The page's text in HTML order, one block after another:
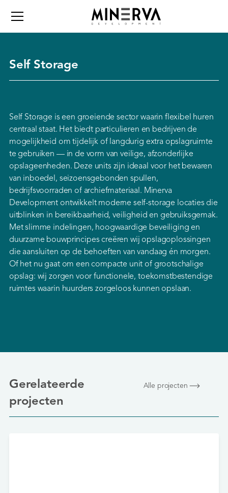
Self Storage
Self Storage is een groeiende sector waarin flexibel huren
centraal staat. Het biedt particulieren en bedrijven de
mogelijkheid om tijdelijk of langdurig extra opslagruimte
te gebruiken — in de vorm van veilige, afzonderlijke
opslageenheden. Deze units zijn ideaal voor het bewaren
van inboedel, seizoensgebonden spullen,
bedrijfsvoorraden of archiefmateriaal. Minerva
Development ontwikkelt moderne self-storage locaties die
uitblinken in bereikbaarheid, veiligheid en gebruiksgemak.
Met slimme indelingen, hoogwaardige beveiliging en
duurzame bouwprincipes creëren wij opslagoplossingen
die aansluiten op de behoeften van vandaag én morgen.
Of het nu gaat om een compacte unit of grootschalige
opslag: wij zorgen voor functionele, toekomstbestendige
ruimtes waarin huurders zorgeloos kunnen opslaan.
Gerelateerde
projecten
Alle projecten